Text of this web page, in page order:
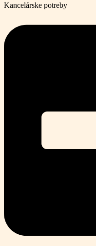
Kancelárske potreby